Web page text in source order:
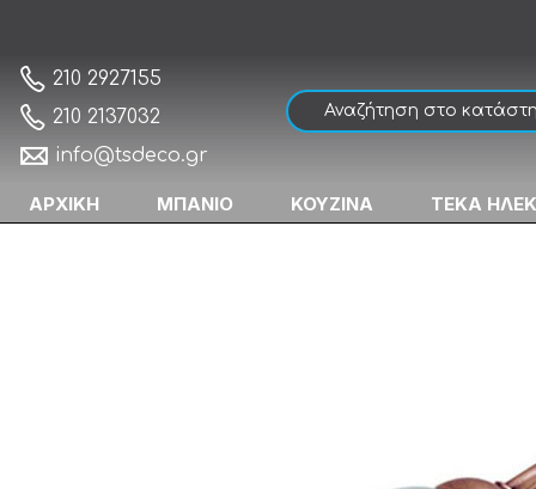
210 2927155
210 2137032
info@tsdeco.gr
ΑΡΧΙΚΗ ΜΠΑΝΙΟ ΚΟΥΖΙΝΑ ΤΕΚΑ